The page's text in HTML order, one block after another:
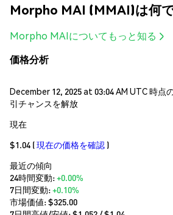
Morpho MAI (MMAI)は何
Morpho MAIについてもっと知る
価格分析
December 12, 2025 at 03:04 AM UTC 時点
引チャンスを解放
現在
$1.04 (現在の価格を確認 )
最近の傾向
24時間変動:+0.00%
7日間変動:+0.10%
市場価値:$325.00